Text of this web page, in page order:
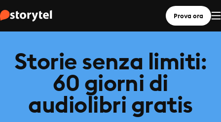
Prova ora
Storie senza limiti:
60 giorni di
audiolibri gratis